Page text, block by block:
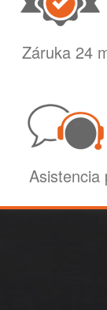
Záruka 24
Asistencia